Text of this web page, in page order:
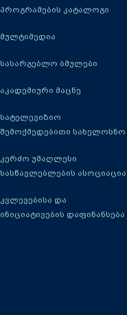
პროგრამების კატალოგი
მულტიმედია
სასარგებლო ბმულები
აკადემიური მაცნე
სატელევიზიო
შემოქმედებითი სახელოსნო
კერძო უმაღლესი
სასწავლებლების ასოციაცია
კვლევებისა და
ინიციატივების დაფინანსება